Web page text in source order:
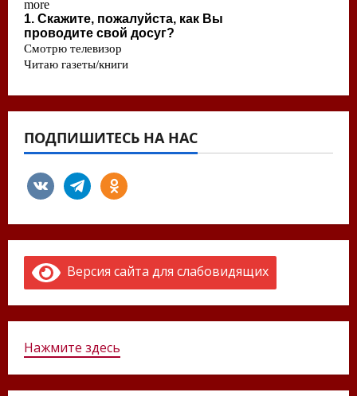
ПОДПИШИТЕСЬ НА НАС
vkontaktetelegramodnoklassniki
Версия сайта для слабовидящих
Нажмите здесь